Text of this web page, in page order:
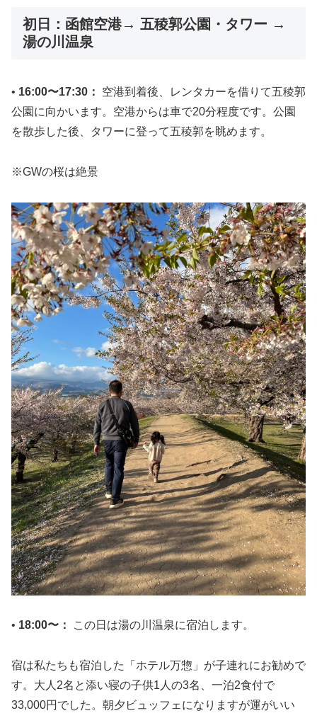
初日：函館空港→ 五稜郭公園・タワー →
湯の川温泉
• 16:00〜17:30：
空港到着後、レンタカーを借りて五稜郭
公園に向かいます。空港からは車で20分程度です。公園
を散歩した後、タワーに登って五稜郭を眺めます。
※GWの桜は絶景
• 18:00〜： この日は湯の川温泉に宿泊します。
宿は私たちも宿泊した「ホテル万惣」が子連れにお勧めで
す。大人2名と添い寝の子供1人の3名、一泊2食付で
33,000円でした。朝夕ビュッフェになりますが運がいい